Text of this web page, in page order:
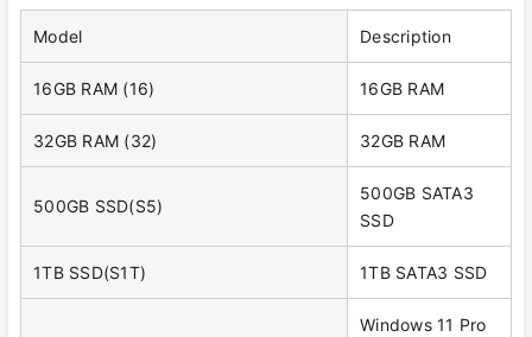
Model Description
16GB RAM (16) 16GB RAM
32GB RAM (32) 32GB RAM
500GB SSD(S5)
500GB SATA3
SSD
1TB SSD(S1T) 1TB SATA3 SSD
Windows 11 Pro